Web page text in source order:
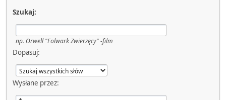
Szukaj:
np. Orwell "Folwark Zwierzęcy" -film
Dopasuj:
Wysłane przez: